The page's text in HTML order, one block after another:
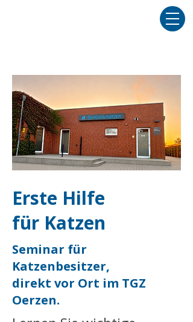
Erste Hilfe
für Katzen
Seminar für
Katzenbesitzer,
direkt vor Ort im TGZ
Oerzen.